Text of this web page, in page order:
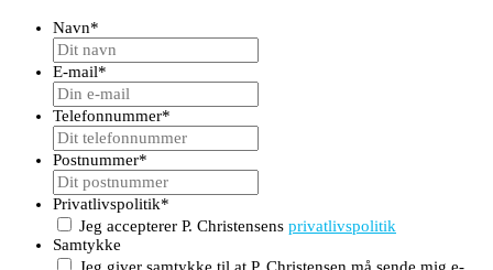
Navn*
E-mail*
Telefonnummer*
Postnummer*
Privatlivspolitik*
Jeg accepterer P. Christensens privatlivspolitik
Samtykke